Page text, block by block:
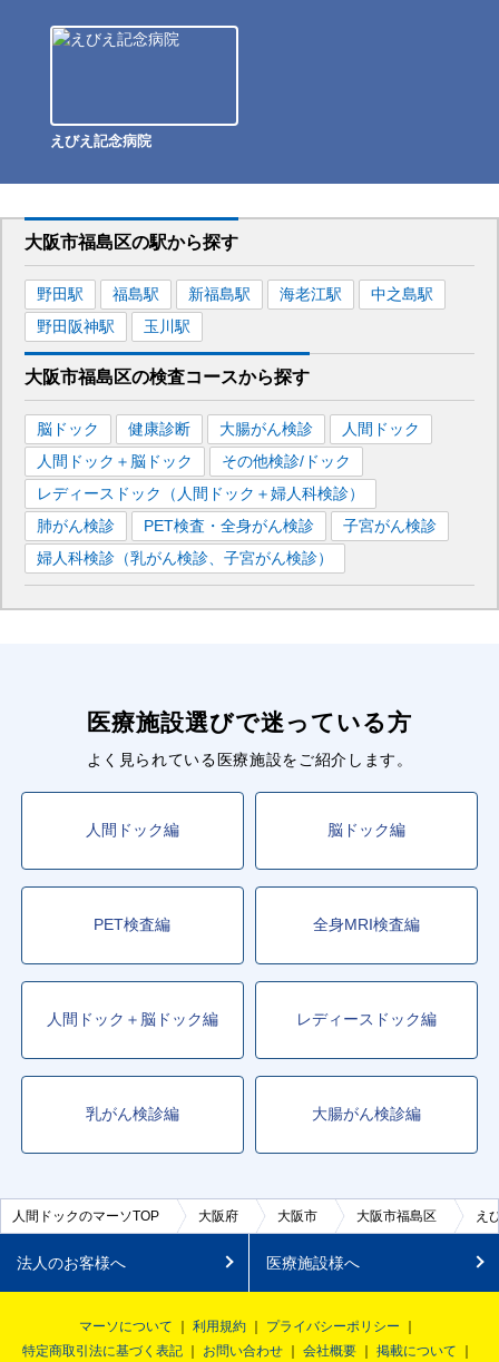
えびえ記念病院
大阪市福島区の駅から探す
野田駅 福島駅 新福島駅 海老江駅 中之島駅
野田阪神駅 玉川 駅
大阪市福島区の検査コースから探す
脳ドック 健康診断 大腸がん検診
人間ドック
人間ドック＋脳ドック
その他検診/ドック
レディースドック（人間ドック＋婦人科検診）
肺がん検診
PET検査・全身がん検診
子宮がん検診
婦人科検診（乳がん検診、子宮がん検診）
医療施設選びで迷っている方
よく見られている医療施設をご紹介します。
人間ドック編 脳ドック編
PET検査編 全身MRI検査編
人間ドック＋脳ドック編 レディースドック編
乳がん検診編 大腸がん検診編
人間ドックのマーソTOP 大阪府 大阪市 大阪市福島区 え
法人のお客様へ 医療施設様へ
マーソについて 利用規約
プライバシーポリシー
特定商取引法に基づく表記
お問い合わせ 会社概要 掲載について